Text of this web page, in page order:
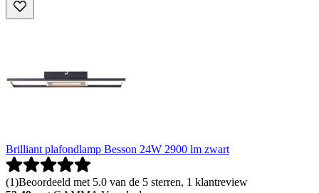
Brilliant plafondlamp Besson 24W 2900 lm zwart
(1)Beoordeeld met 5.0 van de 5 sterren, 1 klantreview